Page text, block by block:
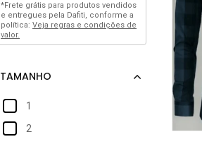
*Frete grátis para produtos vendidos
e entregues pela Dafiti, conforme a
política: Veja regras e condições de
valor.
1
2